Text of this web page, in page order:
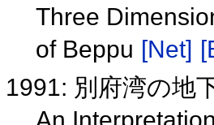
Three
of Beppu [Net]
1991: 別府湾の地
An